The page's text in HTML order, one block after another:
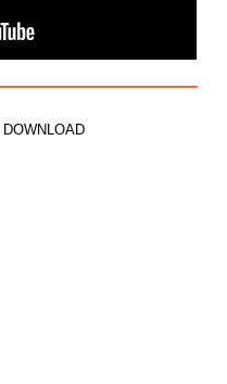
Fred Nevché
Artistes Associés
Albums &